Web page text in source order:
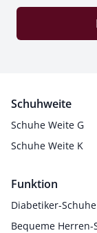
Schuhweite
Schuhe Weite G
Schuhe Weite K
Funktion
Diabetiker-Schuhe
Bequeme Herren-